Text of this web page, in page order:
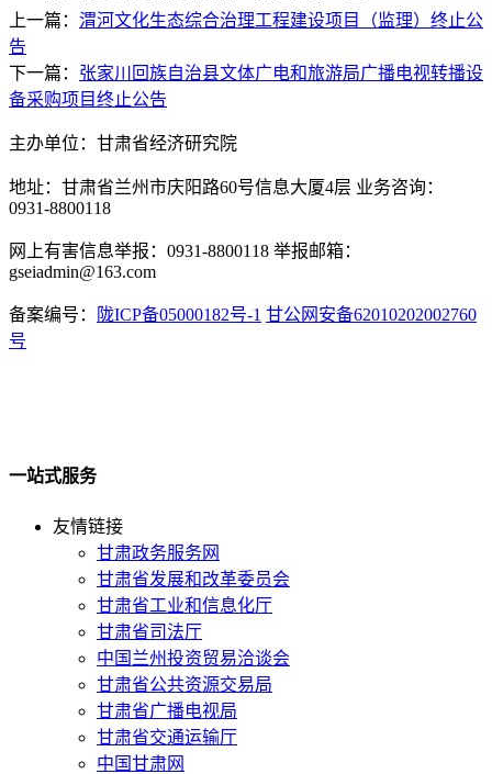
上一篇： 渭河文化生态综合治理工程建设项目（监理）终止公
告
下一篇： 张家川回族自治县文体广电和旅游局广播电视转播设
备采购项目终止公告
主办单位：甘肃省经济研究院
地址：甘肃省兰州市庆阳路60号信息大厦4层 业务咨询：
0931-8800118
网上有害信息举报：0931-8800118 举报邮箱：
gseiadmin@163.com
备案编号： 陇ICP备05000182号-1 甘公网安备62010202002760
号
一站式服务
友情链接
甘肃政务服务网
甘肃省发展和改革委员会
甘肃省工业和信息化厅
甘肃省司法厅
中国兰州投资贸易洽谈会
甘肃省公共资源交易局
甘肃省广播电视局
甘肃省交通运输厅
中国甘肃网